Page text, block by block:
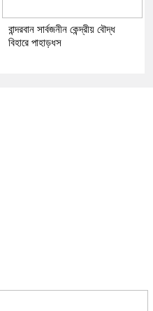
বান্দরবান সার্বজনীন কেন্দ্রীয় বৌদ্ধ
বিহারে পাহাড়ধস